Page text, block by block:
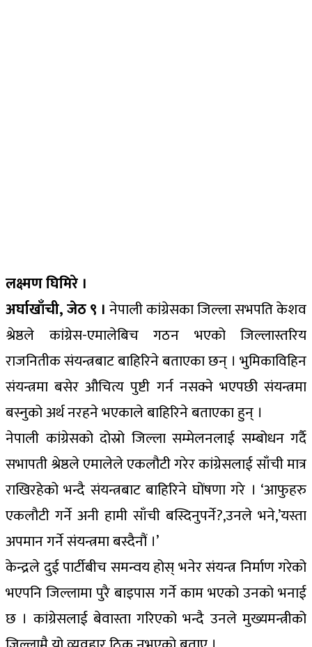
लक्ष्मण घिमिरे ।
अर्घाखाँची, जेठ ९ । नेपाली कांग्रेसका जिल्ला सभपति केशव
श्रेष्ठले कांग्रेस-एमालेबिच गठन भएको जिल्लास्तरिय
राजनितीक संयन्त्रबाट बाहिरिने बताएका छन् । भुमिकाविहिन
संयन्त्रमा बसेर औचित्य पुष्टी गर्न नसक्ने भएपछी संयन्त्रमा
बस्नुको अर्थ नरहने भएकाले बाहिरिने बताएका हुन् ।
नेपाली कांग्रेसको दोस्रो जिल्ला सम्मेलनलाई सम्बोधन गर्दै
सभापती श्रेष्ठले एमालेले एकलौटी गरेर कांग्रेसलाई साँची मात्र
राखिरहेको भन्दै संयन्त्रबाट बाहिरिने घोंषणा गरे । ‘आफुहरु
एकलौटी गर्ने अनी हामी साँची बस्दिनुपर्ने?,उनले भने,’यस्ता
अपमान गर्ने संयन्त्रमा बस्दैनौं ।’
केन्द्रले दुई पार्टीबीच समन्वय होस् भनेर संयन्त्र निर्माण गरेको
भएपनि जिल्लामा पुरै बाइपास गर्ने काम भएको उनको भनाई
छ । कांग्रेसलाई बेवास्ता गरिएको भन्दै उनले मुख्यमन्त्रीको